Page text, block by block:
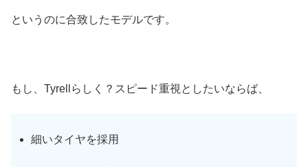
というのに合致したモデルです。
もし、Tyrellらしく？スピード重視としたいならば、
細いタイヤを採用